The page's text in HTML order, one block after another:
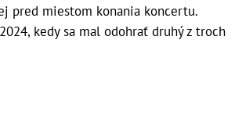
pred miestom konania koncertu.
kedy sa mal odohrať druhý z troch